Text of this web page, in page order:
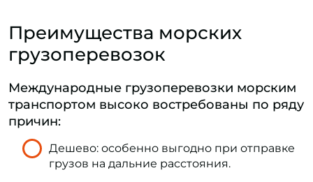
Преимущества морских
грузоперевозок
Международные грузоперевозки морским
транспортом высоко востребованы по ряду
причин:
Дешево: особенно выгодно при отправке
грузов на дальние расстояния.